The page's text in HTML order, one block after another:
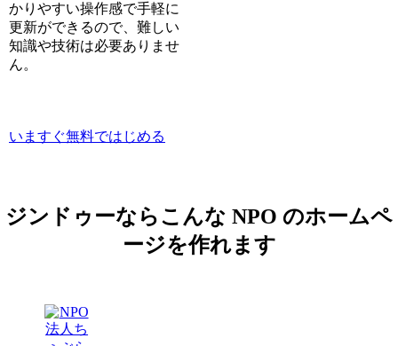
かりやすい操作感で手軽に
更新ができるので、難しい
知識や技術は必要ありませ
ん。
いますぐ無料ではじめる
ジンドゥーならこんな NPO のホームペ
ージを作れます